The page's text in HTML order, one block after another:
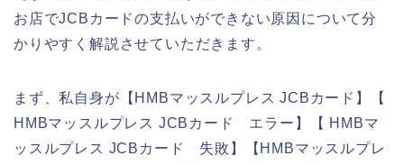
お店でJCBカードの支払いができない原因について分
かりやすく解説させていただきます。
まず、私自身が【HMBマッスルプレス JCBカード】【
HMBマッスルプレス JCBカード エラー】【 HMBマ
ッスルプレス JCBカード 失敗】【HMBマッスルプレ